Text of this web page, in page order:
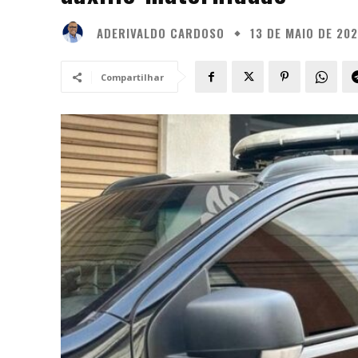
ADERIVALDO CARDOSO 13 DE MAIO DE
Compartilhar